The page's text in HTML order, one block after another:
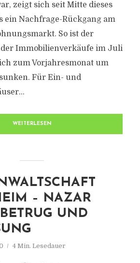
zeigt sich seit Mitte dieses
ein Nachfrage-Rückgang am
So ist der
der Immobilienverkäufe im Juli
zum Vorjahresmonat um
Für Ein- und
WEITERLESEN
– NAZAR
UND
4 Min. Lesedauer